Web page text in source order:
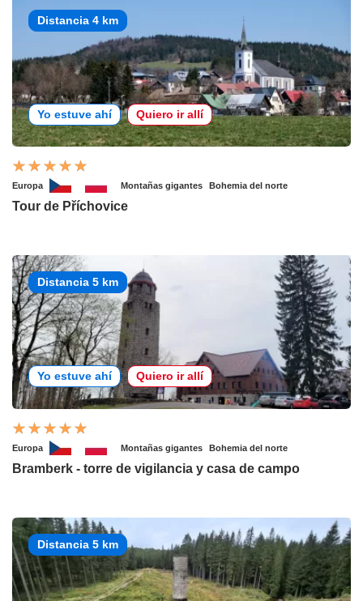
Distancia 4 km
Yo estuve ahí Quiero ir allí
Europa Montañas gigantes Bohemia del norte
Tour de Příchovice
Distancia 5 km
Yo estuve ahí Quiero ir allí
Europa Montañas gigantes Bohemia del norte
Bramberk - torre de vigilancia y casa de campo
Distancia 5 km